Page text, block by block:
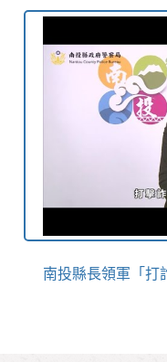
南投縣長領軍「打